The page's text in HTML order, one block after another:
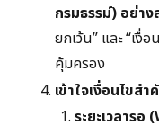
กรมธรรม์) อย่าง
ยกเว้น” และ “เงื่
คุ้มครอง
เข้าใจเงื่อนไขส
ระยะเวลาร